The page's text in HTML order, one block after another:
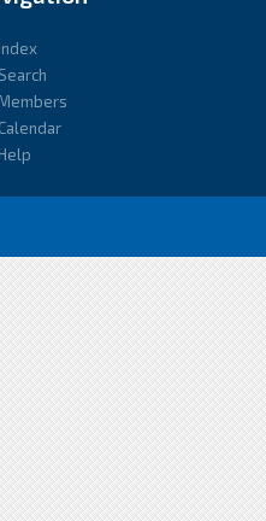
Index
Search
Members
Calendar
Help